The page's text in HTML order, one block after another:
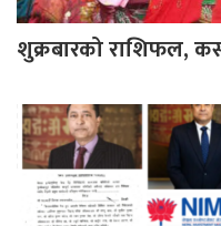
शुक्रबारको राशिफल,